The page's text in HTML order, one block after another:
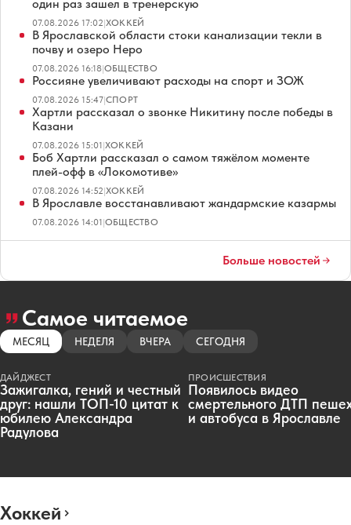
один раз зашел в тренерскую
07.08.2026 17:02|ХОККЕЙ
В Ярославской области стоки канализации текли в
почву и озеро Неро
07.08.2026 16:18|ОБЩЕСТВО
Россияне увеличивают расходы на спорт и ЗОЖ
07.08.2026 15:47|СПОРТ
Хартли рассказал о звонке Никитину после победы в
Казани
07.08.2026 15:01|ХОККЕЙ
Боб Хартли рассказал о самом тяжёлом моменте
плей-офф в «Локомотиве»
07.08.2026 14:52|ХОККЕЙ
В Ярославле восстанавливают жандармские казармы
07.08.2026 14:01|ОБЩЕСТВО
Больше новостей
Самое читаемое
МЕСЯЦ НЕДЕЛЯ ВЧЕРА СЕГОДНЯ
ДАЙДЖЕСТ
Зажигалка, гений и честный
друг: нашли ТОП-10 цитат к
юбилею Александра
Радулова
ПРОИСШЕСТВИЯ
Появилось видео
смертельного ДТП
и автобуса в Ярославле
Хоккей